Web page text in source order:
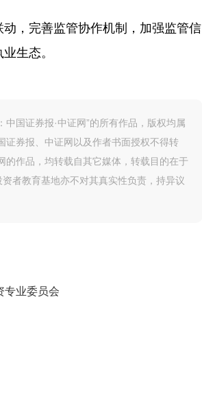
，完善监管协作机制，加强监管信
生态。
国证券报·中证网”的所有作品，版权均属
证券报、中证网以及作者书面授权不得转
的作品，均转载自其它媒体，转载目的在于
者教育基地亦不对其真实性负责，持异议
专业委员会